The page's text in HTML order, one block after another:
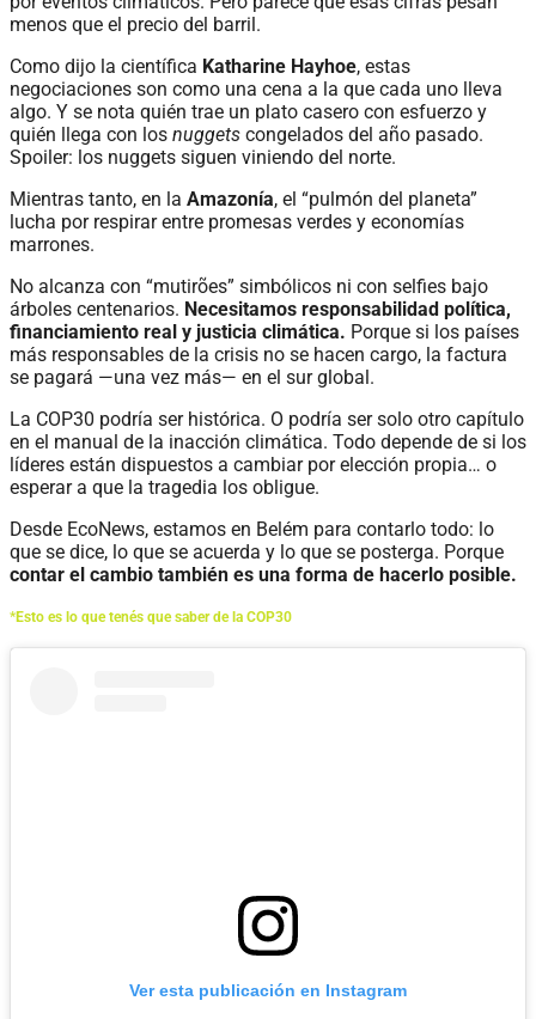
menos que el precio del barril.
Como dijo la científica Katharine Hayhoe, estas
negociaciones son como una cena a la que cada uno lleva
algo. Y se nota quién trae un plato casero con esfuerzo y
quién llega con los nuggets congelados del año pasado.
Spoiler: los nuggets siguen viniendo del norte.
Mientras tanto, en la Amazonía, el “pulmón del planeta”
lucha por respirar entre promesas verdes y economías
marrones.
No alcanza con “mutirões” simbólicos ni con selfies bajo
árboles centenarios. Necesitamos responsabilidad política,
financiamiento real y justicia climática. Porque si los países
más responsables de la crisis no se hacen cargo, la factura
se pagará —una vez más— en el sur global.
La COP30 podría ser histórica. O podría ser solo otro capítulo
en el manual de la inacción climática. Todo depende de si los
líderes están dispuestos a cambiar por elección propia… o
esperar a que la tragedia los obligue.
Desde EcoNews, estamos en Belém para contarlo todo: lo
que se dice, lo que se acuerda y lo que se posterga. Porque
contar el cambio también es una forma de hacerlo posible.
*Esto es lo que tenés que saber de la COP30
Ver esta publicación en Instagram